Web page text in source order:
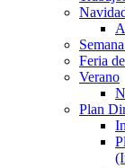
Feria
Verano
Plan